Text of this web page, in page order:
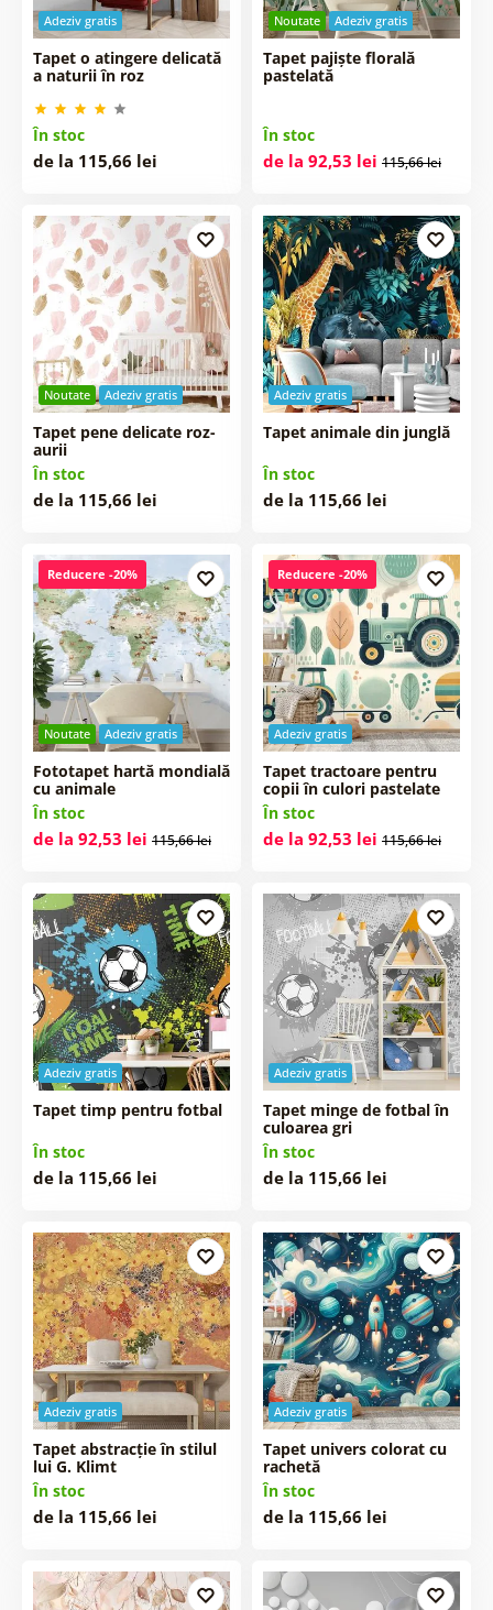
Adeziv gratis
Tapet o atingere delicată
a naturii în roz
În stoc
de la 115,66 lei
Noutate Adeziv gratis
Tapet pajiște florală
pastelată
În stoc
de la 92,53 lei 115,66 lei
Noutate Adeziv gratis
Tapet pene delicate roz-
aurii
În stoc
de la 115,66 lei
Adeziv gratis
Tapet animale din junglă
În stoc
de la 115,66 lei
Noutate Adeziv gratis
Reducere -20%
Fototapet hartă mondială
cu animale
În stoc
de la 92,53 lei 115,66 lei
Adeziv gratis
Reducere -20%
Tapet tractoare pentru
copii în culori pastelate
În stoc
de la 92,53 lei 115,66 lei
Adeziv gratis
Tapet timp pentru fotbal
În stoc
de la 115,66 lei
Adeziv gratis
Tapet minge de fotbal în
culoarea gri
În stoc
de la 115,66 lei
Adeziv gratis
Tapet abstracție în stilul
lui G. Klimt
În stoc
de la 115,66 lei
Adeziv gratis
Tapet univers colorat cu
rachetă
În stoc
de la 115,66 lei